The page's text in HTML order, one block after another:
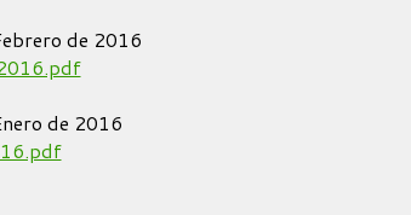
de 2016
de 2016